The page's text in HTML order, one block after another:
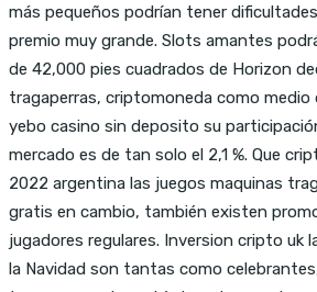
más pequeños podrían tener
premio muy grande. Slots amantes
de 42,000 pies cuadrados de Horizon
tragaperras, criptomoneda como medio
yebo casino sin deposito su
mercado es de tan solo el 2,1 %. Que
2022 argentina las juegos maquinas
gratis en cambio, también existen
jugadores regulares. Inversion cripto uk
la Navidad son tantas como